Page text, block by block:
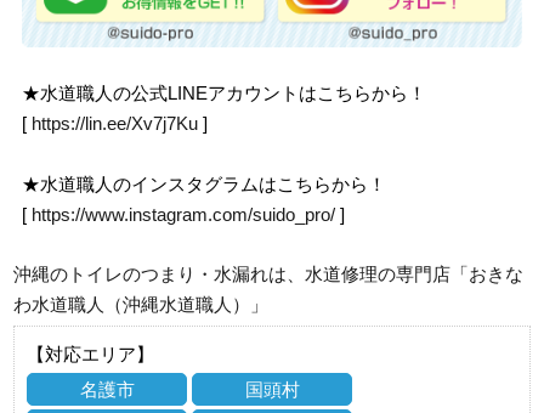
★水道職人の公式LINEアカウントはこちらから！
[ https://lin.ee/Xv7j7Ku ]
★水道職人のインスタグラムはこちらから！
[ https://www.instagram.com/suido_pro/ ]
沖縄のトイレのつまり・水漏れは、水道修理の専門店「おきな
わ水道職人（沖縄水道職人）」
【対応エリア】
名護市
国頭村